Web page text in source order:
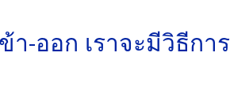
-ออก เราจะมีวิธีการ